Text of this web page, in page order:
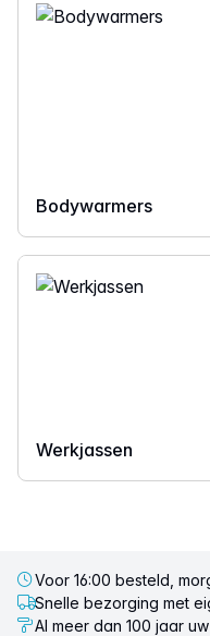
Bodywarmers
Werkjassen
Voor 16:00 besteld,
Snelle bezorging met
Al meer dan 100 jaar